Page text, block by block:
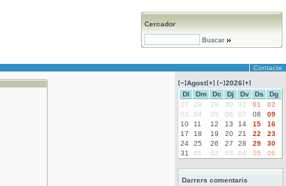
Cercador
Buscar
Contacte
Agost
2026
Dl
Dm Dc Dj Dv Ds
Dg
27
28 29 30 31 01
02
03
04 05 06 07 08
09
10
11 12 13 14 15
16
17
18 19 20 21 22
23
24
25 26 27 28 29
30
31
01 02 03 04 05 06
Darrers comentaris